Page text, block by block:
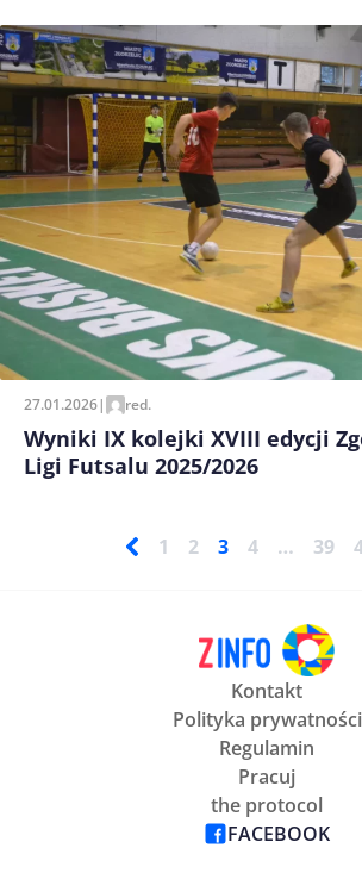
27.01.2026| red.
Wyniki IX kolejki XVIII edycji
Ligi Futsalu 2025/2026
1 2 3 4 … 39
Kontakt
Polityka prywatności
Regulamin
Pracuj
the protocol
FACEBOOK